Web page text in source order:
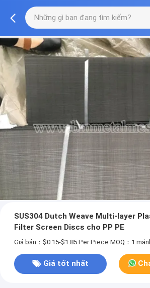
SUS304 Dutch Weave Multi-layer
Filter Screen Discs cho PP PE
Giá bán：$0.15-$1.85 Per Piece MOQ：1
Giá tốt nhất